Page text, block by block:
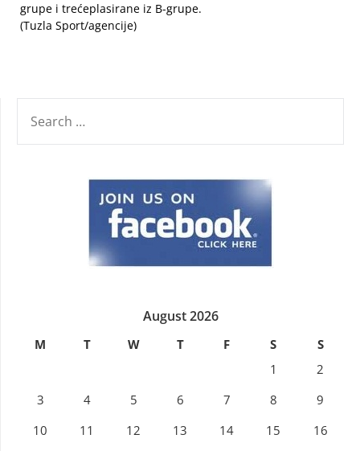
grupe i trećeplasirane iz B-grupe.
(Tuzla Sport/agencije)
FOR:
August 2026
M T W T F S
S
1
2
3
4 5 6 7 8
9
10
11 12 13 14 15
16